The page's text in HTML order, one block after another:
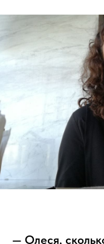
— Олеся,